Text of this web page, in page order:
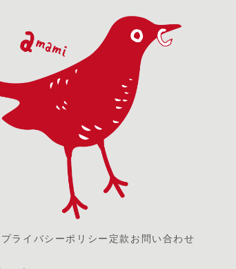
プライバシーポリシー 定款 お問い合わせ